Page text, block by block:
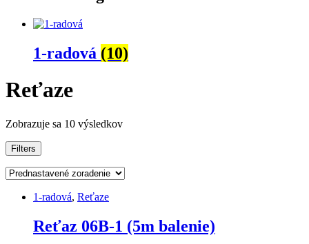
1-radová (10)
Reťaze
Zobrazuje sa 10 výsledkov
Filters
1-radová, Reťaze
Reťaz 06B-1 (5m balenie)